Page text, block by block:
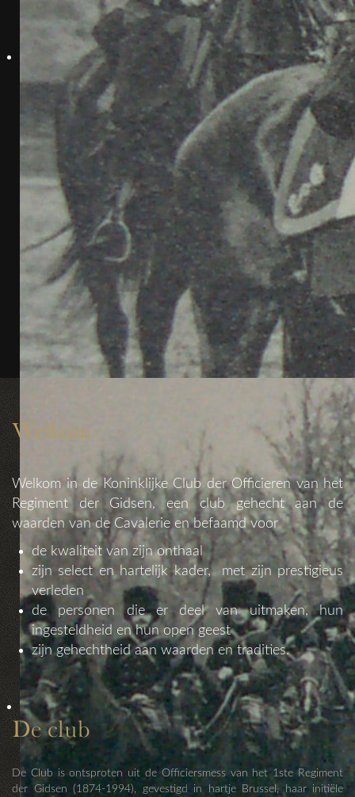
Welkom
Welkom in de Koninklijke Club der Officieren van het
Regiment der Gidsen, een club gehecht aan de
waarden van de Cavalerie en befaamd voor
de kwaliteit van zijn onthaal
zijn select en hartelijk kader, met zijn prestigieus
verleden
de personen die er deel van uitmaken, hun
ingesteldheid en hun open geest
zijn gehechtheid aan waarden en tradities.
De club
De Club is ontsproten uit de Officiersmess van het 1ste Regiment
der Gidsen (1874-1994), gevestigd in hartje Brussel, haar initiële